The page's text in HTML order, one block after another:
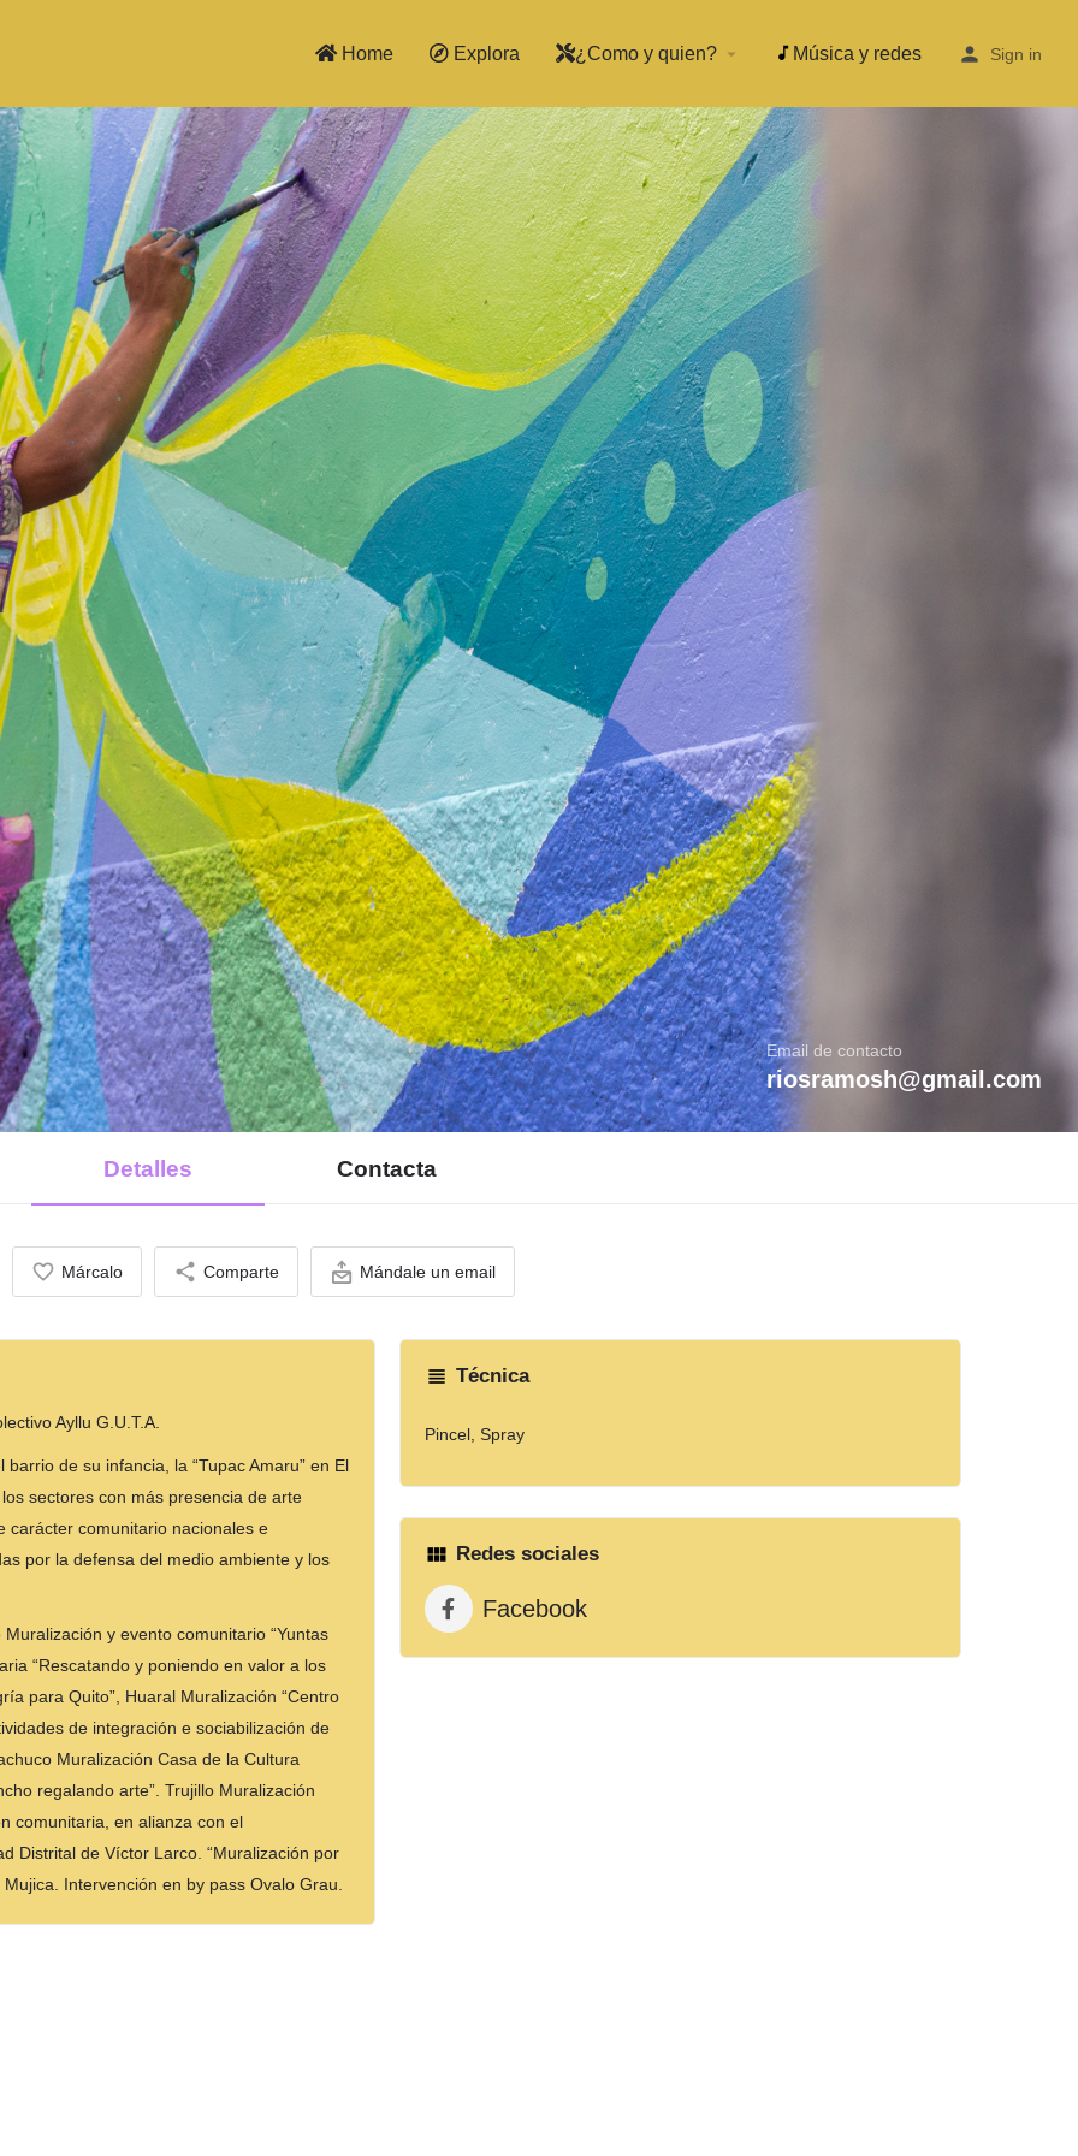
Home Explora ¿Como y quien? arrow_drop_down Música y redes Sign in
Email de contacto
riosramosh@gmail.com
Detalles Contacta
Márcalo Comparte Mándale un email
Ayllu G.U.T.A.
de su infancia, la “Tupac Amaru” en El
sectores con más presencia de arte
carácter comunitario nacionales e
por la defensa del medio ambiente y los
y evento comunitario “Yuntas
“Rescatando y poniendo en valor a los
para Quito”, Huaral Muralización “Centro
de integración e sociabilización de
Muralización Casa de la Cultura
regalando arte”. Trujillo Muralización
comunitaria, en alianza con el
Distrital de Víctor Larco. “Muralización por
Intervención en by pass Ovalo Grau.
Técnica
Pincel, Spray
Redes sociales
Facebook